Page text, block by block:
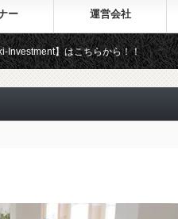
ー 運営会社
こちらから！！